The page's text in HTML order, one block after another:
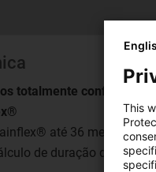
totalmente
até 36 meses
de duração de vida
This